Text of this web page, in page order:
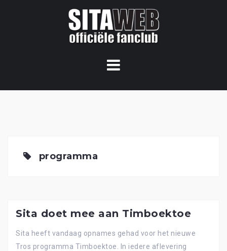
programma
Sita doet mee aan Timboektoe
Sita heeft vandaag opnames gehad voor het nieuwe
Tros programma Timboektoe. In iedere aflevering